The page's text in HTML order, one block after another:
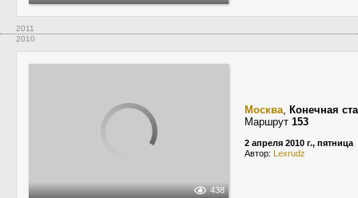
2011
2010
438
Москва, Конечная
Маршрут 153
2 апреля 2010 г., пятница
Автор: Lexrudz